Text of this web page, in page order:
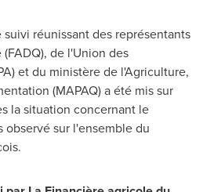
réunissant des représentants
de l'Union des
et du ministère de l'Agriculture,
(MAPAQ) a été mis sur
la situation concernant le
sur l'ensemble du